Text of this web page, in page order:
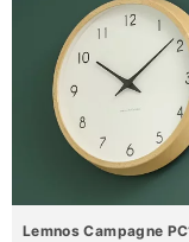
Lemnos Campagne